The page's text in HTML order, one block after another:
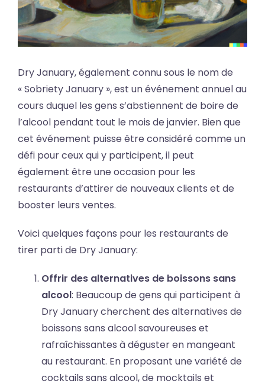
Dry January, également connu sous le nom de
« Sobriety January », est un événement annuel au
cours duquel les gens s’abstiennent de boire de
l’alcool pendant tout le mois de janvier. Bien que
cet événement puisse être considéré comme un
défi pour ceux qui y participent, il peut
également être une occasion pour les
restaurants d’attirer de nouveaux clients et de
booster leurs ventes.
Voici quelques façons pour les restaurants de
tirer parti de Dry January:
Offrir des alternatives de boissons sans
alcool: Beaucoup de gens qui participent à
Dry January cherchent des alternatives de
boissons sans alcool savoureuses et
rafraîchissantes à déguster en mangeant
au restaurant. En proposant une variété de
cocktails sans alcool, de mocktails et